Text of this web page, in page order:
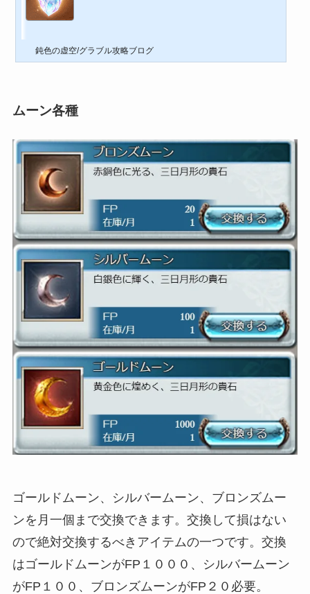
鈍色の虚空/グラブル攻略ブログ
ムーン各種
ゴールドムーン、シルバームーン、ブロンズムー
ンを月一個まで交換できます。交換して損はない
ので絶対交換するべきアイテムの一つです。交換
はゴールドムーンがFP１０００、シルバームーン
がFP１００、ブロンズムーンがFP２０必要。